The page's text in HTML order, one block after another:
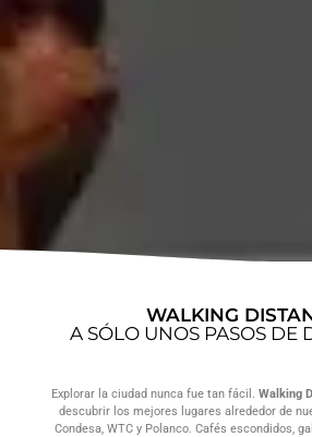
WALKING
A SÓLO UNOS PASOS DE
Explorar la ciudad nunca fue tan fácil. Walking
descubrir los mejores lugares alrededor de
Condesa, WTC y Polanco. Cafés escondidos,